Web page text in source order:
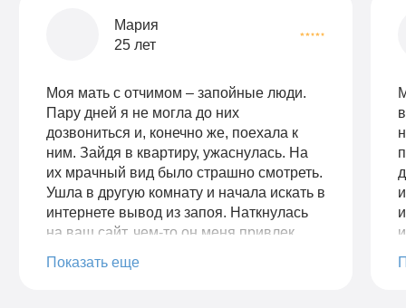
Мария
25 лет
Моя мать с отчимом – запойные люди.
Пару дней я не могла до них
дозвониться и, конечно же, поехала к
ним. Зайдя в квартиру, ужаснулась. На
их мрачный вид было страшно смотреть.
Ушла в другую комнату и начала искать в
интернете вывод из запоя. Наткнулась
на ваш сайт, чем-то он меня привлек.
на заданные вопросы. Врач приехал
Показать еще